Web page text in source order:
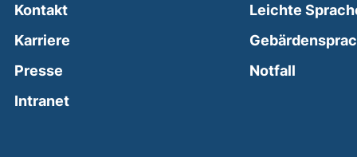
Kontakt
Karriere
Presse
Intranet(external link, opens in a new window)
Leichte
Notfall